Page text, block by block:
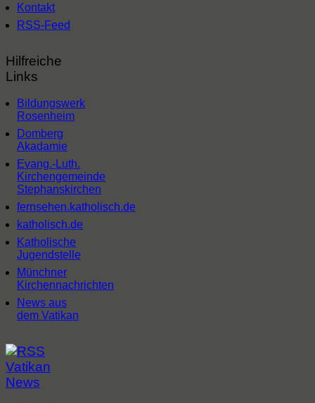
Kontakt
RSS-Feed
Hilfreiche
Links
Bildungswerk
Rosenheim
Domberg
Akadamie
Evang.-Luth.
Kirchengemeinde
Stephanskirchen
fernsehen.katholisch.de
katholisch.de
Katholische
Jugendstelle
Münchner
Kirchennachrichten
News aus
dem Vatikan
Vatikan
News